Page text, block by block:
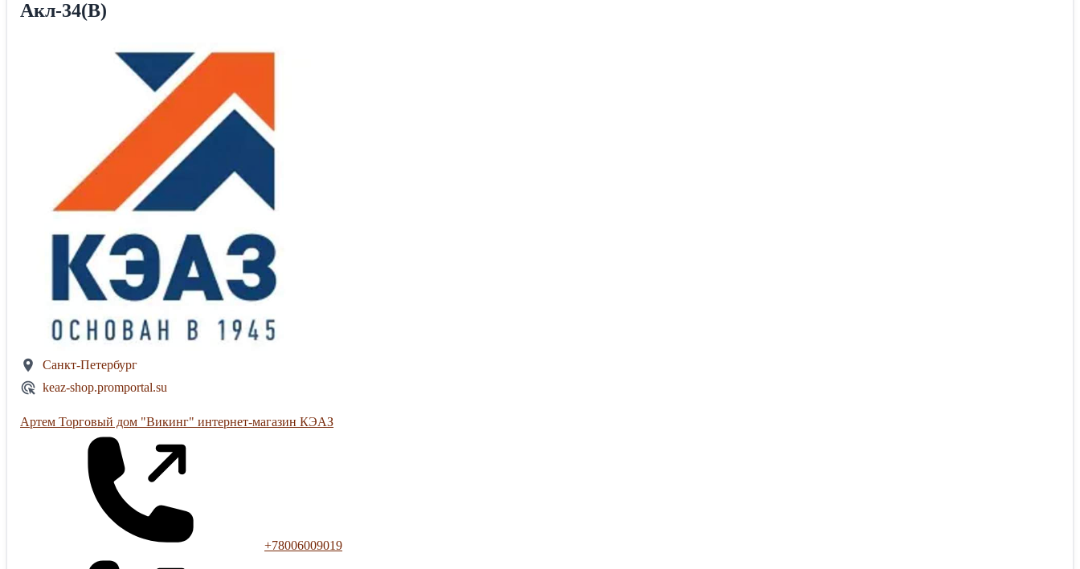
Акл-34(В)
Санкт-Петербург
keaz-shop.promportal.su
Артем Торговый дом "Викинг" интернет-магазин КЭАЗ
+78006009019